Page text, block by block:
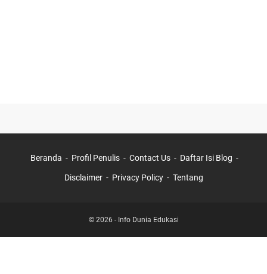
Beranda Profil Penulis Contact Us Daftar Isi Blog
Disclaimer Privacy Policy Tentang
© 2026 - Info Dunia Edukasi